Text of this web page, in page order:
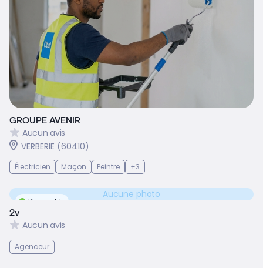
GROUPE AVENIR
Aucun avis
VERBERIE (60410)
Électricien Maçon Peintre +3
Disponible
Aucune photo
2v
Aucun avis
Agenceur